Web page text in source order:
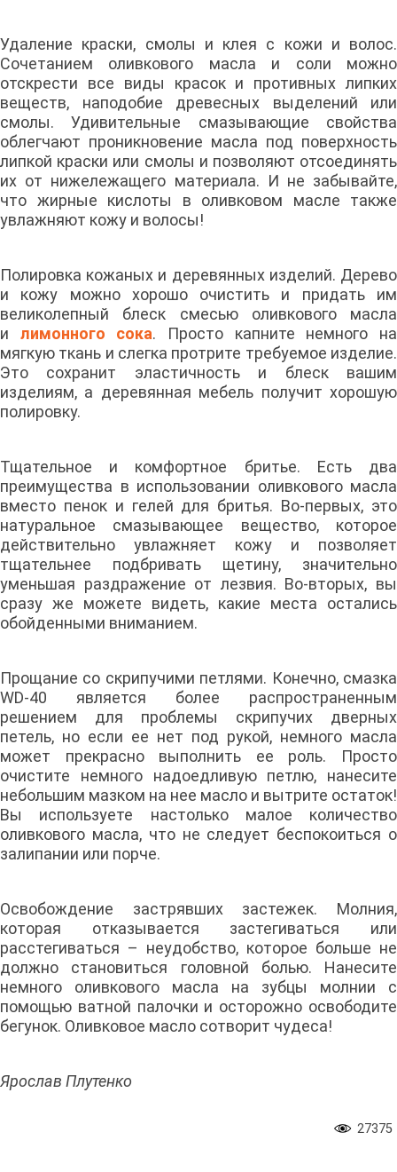
Удаление краски, смолы и клея с кожи и волос.
Сочетанием оливкового масла и соли можно
отскрести все виды красок и противных липких
веществ, наподобие древесных выделений или
смолы. Удивительные смазывающие свойства
облегчают проникновение масла под поверхность
липкой краски или смолы и позволяют отсоединять
их от нижележащего материала. И не забывайте,
что жирные кислоты в оливковом масле также
увлажняют кожу и волосы!
Полировка кожаных и деревянных изделий. Дерево
и кожу можно хорошо очистить и придать им
великолепный блеск смесью оливкового масла
и лимонного сока. Просто капните немного на
мягкую ткань и слегка протрите требуемое изделие.
Это сохранит эластичность и блеск вашим
изделиям, а деревянная мебель получит хорошую
полировку.
Тщательное и комфортное бритье. Есть два
преимущества в использовании оливкового масла
вместо пенок и гелей для бритья. Во-первых, это
натуральное смазывающее вещество, которое
действительно увлажняет кожу и позволяет
тщательнее подбривать щетину, значительно
уменьшая раздражение от лезвия. Во-вторых, вы
сразу же можете видеть, какие места остались
обойденными вниманием.
Прощание со скрипучими петлями. Конечно, смазка
WD-40 является более распространенным
решением для проблемы скрипучих дверных
петель, но если ее нет под рукой, немного масла
может прекрасно выполнить ее роль. Просто
очистите немного надоедливую петлю, нанесите
небольшим мазком на нее масло и вытрите остаток!
Вы используете настолько малое количество
оливкового масла, что не следует беспокоиться о
залипании или порче.
Освобождение застрявших застежек. Молния,
которая отказывается застегиваться или
расстегиваться – неудобство, которое больше не
должно становиться головной болью. Нанесите
немного оливкового масла на зубцы молнии с
помощью ватной палочки и осторожно освободите
бегунок. Оливковое масло сотворит чудеса!
Ярослав Плутенко
27375